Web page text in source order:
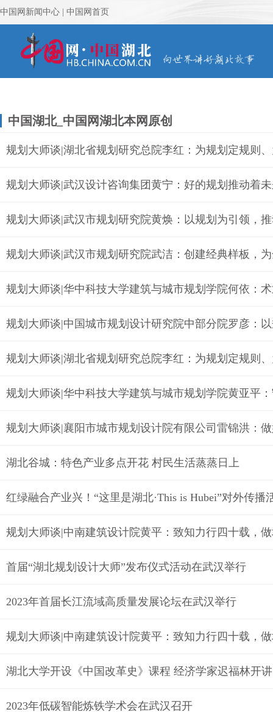
中国湖北_中国网湖北本网原创
规划大师谈|湖北省规划研究总院李红：为规划定规则
规划大师谈|武汉设计咨询集团黄宁：好的规划推动着
规划大师谈|武汉市规划研究院黄焕：以规划为引领，
规划大师谈|武汉市规划研究院武洁：创建经典样板，
规划大师谈|华中科技大学建筑与城市规划学院何依：
规划大师谈|中国城市规划设计研究院中部分院罗彦：
规划大师谈|湖北省规划研究总院李红：为规划定规则
规划大师谈|华中科技大学建筑与城市规划学院黄亚平
湖北谷城：特色产业多点开花 村民生活蒸蒸日上
红绿融合产业兴！“这里是湖北·This is Hubei”对外传
规划大师谈|中南建筑设计院黄平：致知力行四十载，
首届“湖北规划设计大师”发布仪式活动在武汉举行
2023年首届长江流域高质量发展论坛在武汉举行
规划大师谈|中南建筑设计院黄平：致知力行四十载，
湖北大学开设《中国改革史》课程 经济学家迟福林开讲
2023年低碳智能炼铁学术会在武汉召开